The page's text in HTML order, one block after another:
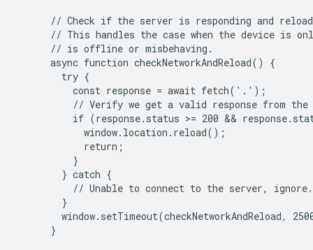
// Check if the server is responding and
// This handles the case when the device is
      // is offline or misbehaving.
      async function checkNetworkAndReload() {
        try {
          const response = await fetch('.');
// Verify we get a valid response from the
if (response.status >= 200 &&
            window.location.reload();
            return;
          }
        } catch {
          // Unable to connect to the server, ignore.
        }
window.setTimeout(checkNetworkAndReload,
      }